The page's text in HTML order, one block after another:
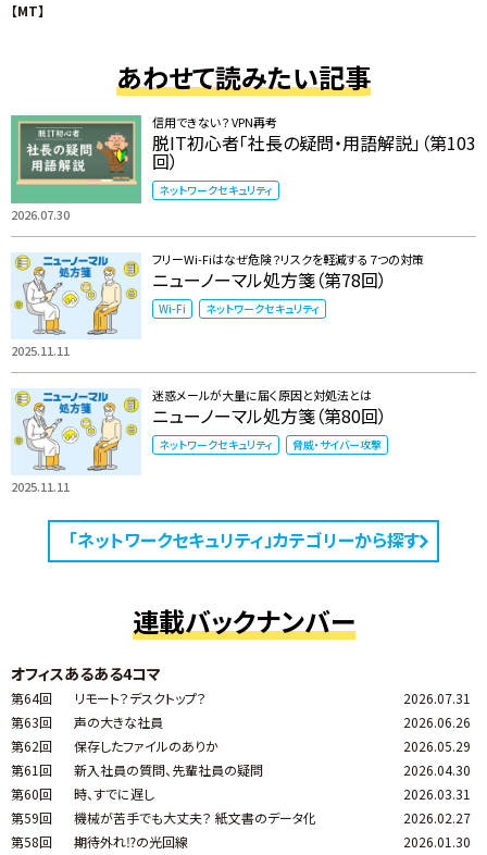
【MT】
あわせて読みたい記事
2026.07.30
信用できない？ VPN再考
脱IT初心者「社長の疑問・用語解説」（第103
回）
ネットワークセキュリティ
2025.11.11
フリーWi-Fiはなぜ危険？リスクを軽減する７つの対策
ニューノーマル処方箋（第78回）
Wi-Fi ネットワークセキュリティ
2025.11.11
迷惑メールが大量に届く原因と対処法とは
ニューノーマル処方箋（第80回）
ネットワークセキュリティ 脅威・サイバー攻撃
「ネットワークセキュリティ」カテゴリーから探す
連載バックナンバー
オフィスあるある4コマ
第64回 リモート？デスクトップ？
2026.07.31
第63回
声の大きな社員
2026.06.26
第62回
保存したファイルのありか
2026.05.29
第61回
新入社員の質問、先輩社員の疑問
2026.04.30
第60回
時、すでに遅し
2026.03.31
第59回
機械が苦手でも大丈夫？ 紙文書のデータ化
2026.02.27
第58回
期待外れ⁉の光回線
2026.01.30